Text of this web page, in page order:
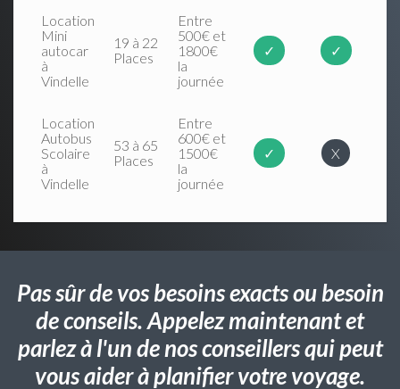
Location
Mini
autocar
à
Vindelle
19 à 22
Places
Entre
500€ et
1800€
la
journée
✓ ✓
Location
Autobus
Scolaire
à
Vindelle
53 à 65
Places
Entre
600€ et
1500€
la
journée
✓ X
Pas sûr de vos besoins exacts ou besoin
de conseils. Appelez maintenant et
parlez à l'un de nos conseillers qui peut
vous aider à planifier votre voyage.